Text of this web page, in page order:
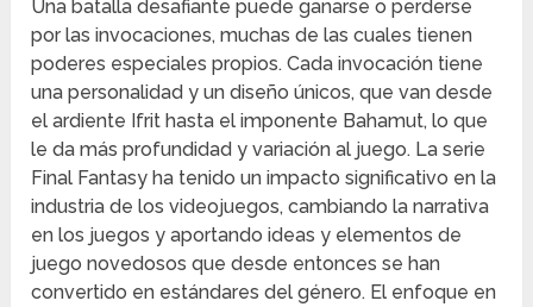
Una batalla desafiante puede ganarse o perderse
por las invocaciones, muchas de las cuales tienen
poderes especiales propios. Cada invocación tiene
una personalidad y un diseño únicos, que van desde
el ardiente Ifrit hasta el imponente Bahamut, lo que
le da más profundidad y variación al juego. La serie
Final Fantasy ha tenido un impacto significativo en la
industria de los videojuegos, cambiando la narrativa
en los juegos y aportando ideas y elementos de
juego novedosos que desde entonces se han
convertido en estándares del género. El enfoque en